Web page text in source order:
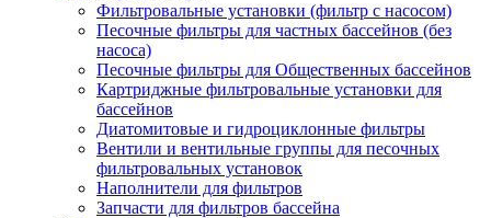
Фильтровальные установки (фильтр с насосом)
Песочные фильтры для частных бассейнов (без
насоса)
Песочные фильтры для Общественных бассейнов
Картриджные фильтровальные установки для
бассейнов
Диатомитовые и гидроциклонные фильтры
Вентили и вентильные группы для песочных
фильтровальных установок
Наполнители для фильтров
Запчасти для фильтров бассейна